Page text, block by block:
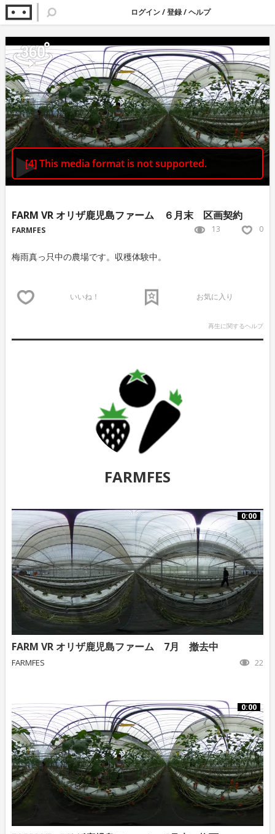
ログイン/登録/ヘルプ
FARM VR オリザ鹿児島ファーム ６月末 区画契約
FARMFES 13 0
梅雨真っ只中の農場です。収穫体験中。
いいね！ お気に入り
再生に関するヘルプ
FARMFES
0:00
FARM VR オリザ鹿児島ファーム 7月 撤去中
FARMFES 22
0:00